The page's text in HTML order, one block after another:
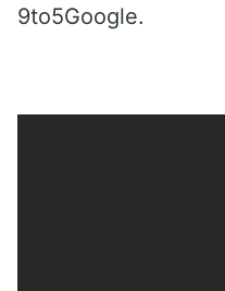
9to5Google.